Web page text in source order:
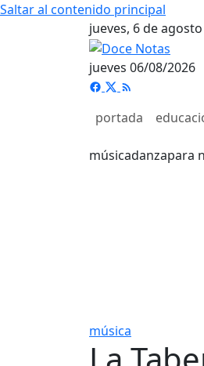
Saltar al contenido principal
jueves, 6 de
jueves 06/08/2026
portada
músicadanzapara
música